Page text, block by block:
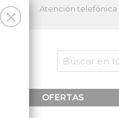
Atención telefónica
OFERTAS
×